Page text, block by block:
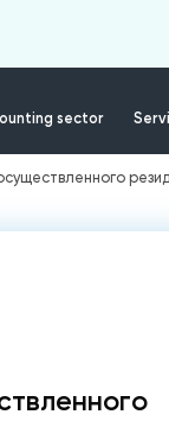
sector